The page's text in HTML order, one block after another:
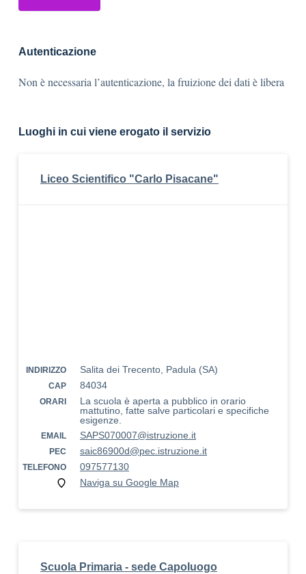
Autenticazione
Non è necessaria l’autenticazione, la fruizione dei dati è libera
Luoghi in cui viene erogato il servizio
Liceo Scientifico "Carlo Pisacane"
INDIRIZZO Salita dei Trecento, Padula (SA)
CAP 84034
ORARI
La scuola è aperta a pubblico in orario
mattutino, fatte salve particolari e specifiche
esigenze.
EMAIL SAPS070007@istruzione.it
PEC saic86900d@pec.istruzione.it
TELEFONO
097577130
Naviga su Google Map
Scuola Primaria - sede Capoluogo